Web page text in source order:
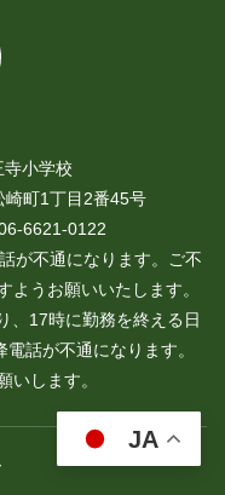
小学校
町1丁目2番45号
6621-0122
が不通になります。ご不
ようお願いいたします。
、17時に勤務を終える日
話が不通になります。
いします。
JA